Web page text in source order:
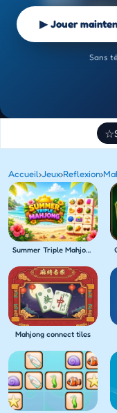
▶ Jouer
Sans
☆
Accueil›Jeux›Reflexion›
Summer Triple Mahjong
Mahjong connect tiles